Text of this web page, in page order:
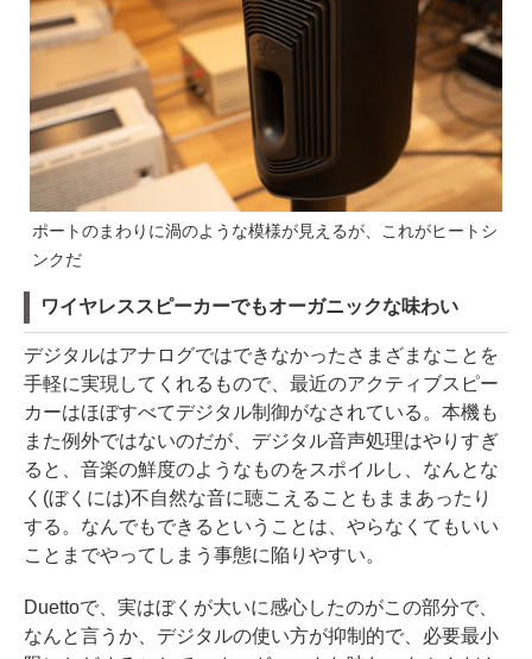
ポートのまわりに渦のような模様が見えるが、これがヒートシ
ンクだ
ワイヤレススピーカーでもオーガニックな味わい
デジタルはアナログではできなかったさまざまなことを
手軽に実現してくれるもので、最近のアクティブスピー
カーはほぼすべてデジタル制御がなされている。本機も
また例外ではないのだが、デジタル音声処理はやりすぎ
ると、音楽の鮮度のようなものをスポイルし、なんとな
く(ぼくには)不自然な音に聴こえることもままあったり
する。なんでもできるということは、やらなくてもいい
ことまでやってしまう事態に陥りやすい。
Duettoで、実はぼくが大いに感心したのがこの部分で、
なんと言うか、デジタルの使い方が抑制的で、必要最小